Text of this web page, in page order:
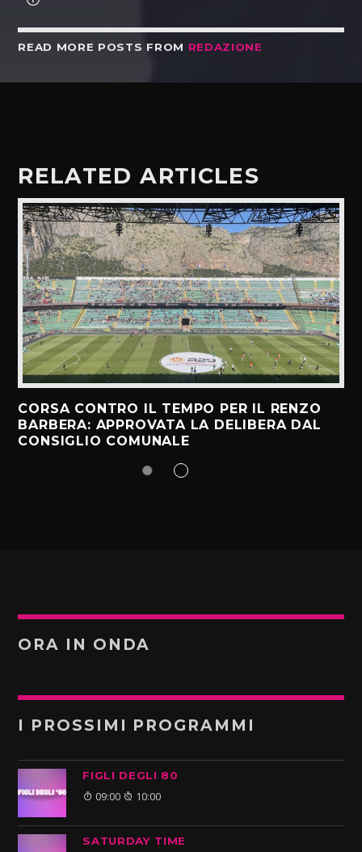
READ MORE POSTS FROM REDAZIONE
RELATED ARTICLES
CORSA CONTRO IL TEMPO PER IL RENZO
BARBERA: APPROVATA LA DELIBERA DAL
CONSIGLIO COMUNALE
ORA IN ONDA
I PROSSIMI PROGRAMMI
FIGLI DEGLI 80
09:00 10:00
SATURDAY TIME